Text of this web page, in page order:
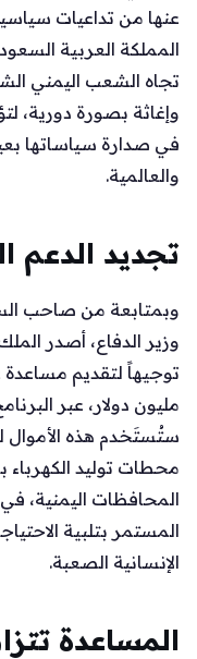
عنها من تداعيات
المملكة العربية
تجاه الشعب اليمني
وإغاثة بصورة دورية،
في صدارة سياساتها
والعالمية.
تجديد الدعم
وبمتابعة من صاحب
وزير الدفاع، أصدر
توجيهاً لتقديم
مليون دولار، عبر
ستُستَخدم هذه
محطات توليد
المحافظات اليمنية،
المستمر بتلبية
الإنسانية الصعبة.
المساعدة